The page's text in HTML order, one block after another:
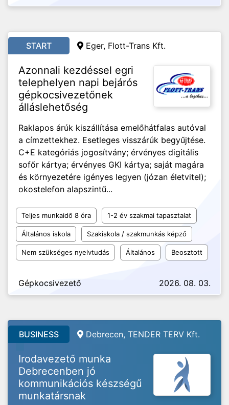
START Eger, Flott-Trans Kft.
Azonnali kezdéssel egri
telephelyen napi bejárós
gépkocsivezetőnek
álláslehetőség
Raklapos árúk kiszállítása emelőhátfalas autóval
a címzettekhez. Esetleges visszárúk begyűjtése.
C+E kategóriás jogosítvány; érvényes digitális
sofőr kártya; érvényes GKI kártya; saját magára
és környezetére igényes legyen (józan életvitel);
okostelefon alapszintű...
Teljes munkaidő 8 óra 1-2 év szakmai tapasztalat
Általános iskola Szakiskola / szakmunkás képző
Nem szükséges nyelvtudás Általános Beosztott
Gépkocsivezető 2026. 08. 03.
BUSINESS Debrecen, TENDER TERV Kft.
Irodavezető munka
Debrecenben jó
kommunikációs készségű
munkatársnak